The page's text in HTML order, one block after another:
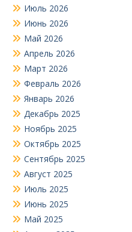
Июль 2026
Июнь 2026
Май 2026
Апрель 2026
Март 2026
Февраль 2026
Январь 2026
Декабрь 2025
Ноябрь 2025
Октябрь 2025
Сентябрь 2025
Август 2025
Июль 2025
Июнь 2025
Май 2025